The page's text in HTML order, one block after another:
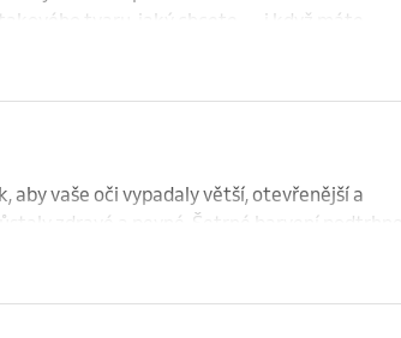
tvaru, jaký chcete — i když máte
obarvíme pro plnější a výraznější look,
aby vaše oči vypadaly větší, otevřenější a
zdravé a pevné. Šetrné barvení podtrhne